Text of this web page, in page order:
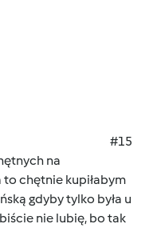
#15
na
to chętnie kupiłabym
gdyby tylko była u
nie lubię, bo tak